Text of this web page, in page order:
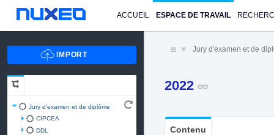
ACCUEIL ESPACE DE TRAVAIL
Jury d'examen et de diplôme
CIPCEA
DDL
Jury d'examen et de
2022
Contenu